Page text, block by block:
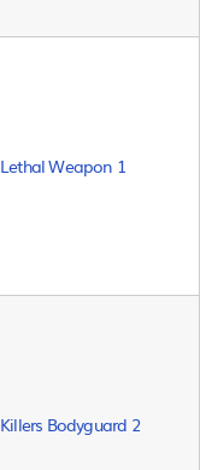
Lethal Weapon 1
Killers Bodyguard 2